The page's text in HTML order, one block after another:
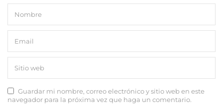
Guardar mi nombre, correo electrónico y sitio web en este
navegador para la próxima vez que haga un comentario.